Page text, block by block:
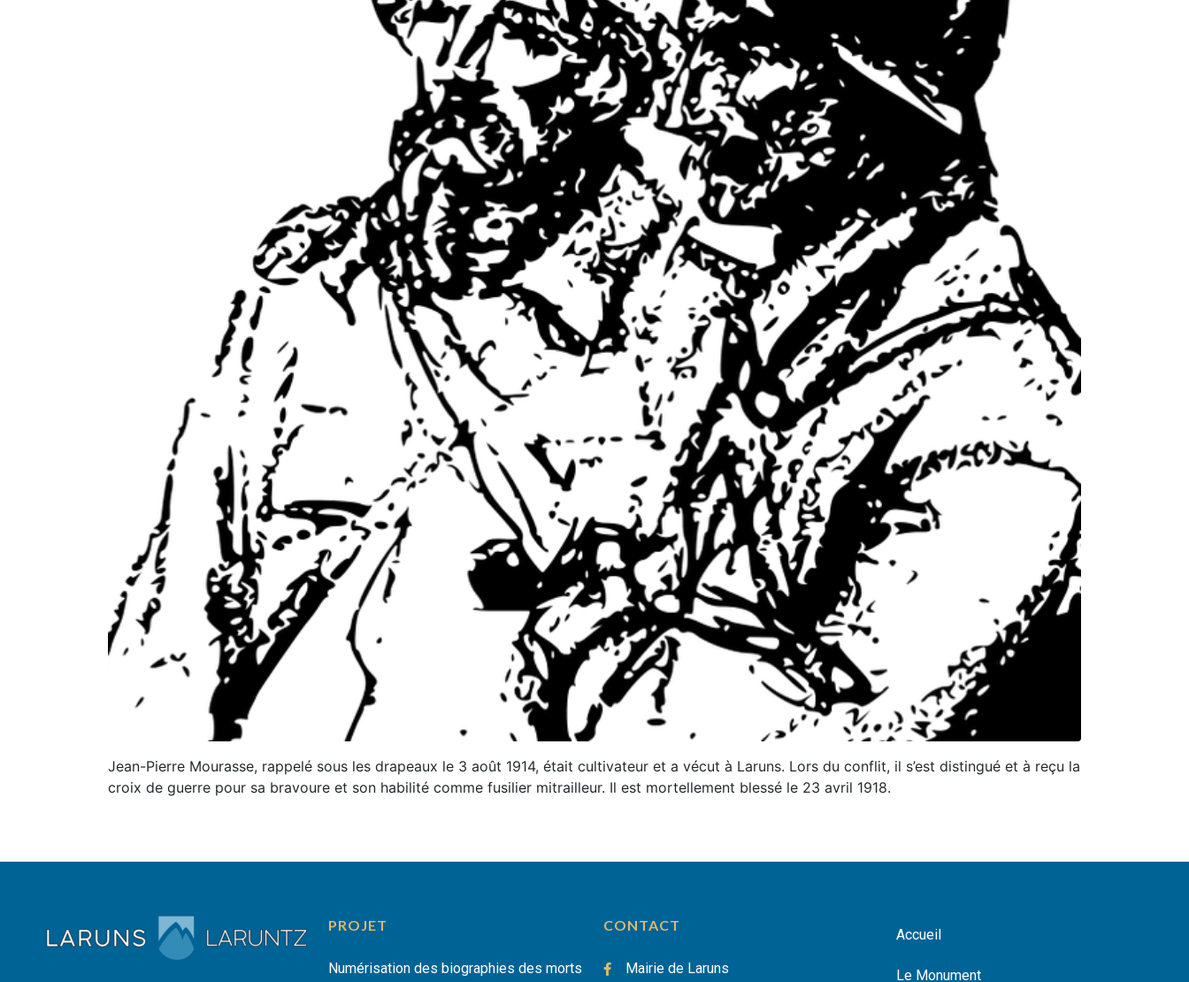
Jean-Pierre Mourasse, rappelé sous les drapeaux le 3 août 1914, était cultivateur et a vécut à Laruns. Lors du conflit, il s’est distingué et à reçu la
croix de guerre pour sa bravoure et son habilité comme fusilier mitrailleur. Il est mortellement blessé le 23 avril 1918.
PROJET
Numérisation des biographies des morts
CONTACT
Mairie de Laruns
Accueil
Le Monument